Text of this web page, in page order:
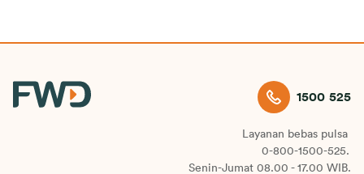
1500 525
Layanan bebas pulsa
0-800-1500-525.
Senin-Jumat 08.00 - 17.00 WIB.